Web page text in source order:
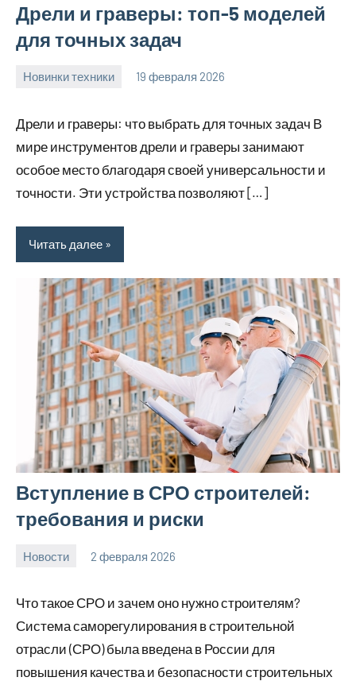
Дрели и граверы: топ-5 моделей
для точных задач
Новинки техники 19 февраля 2026
Дрели и граверы: что выбрать для точных задач В
мире инструментов дрели и граверы занимают
особое место благодаря своей универсальности и
точности. Эти устройства позволяют […]
Читать далее
Вступление в СРО строителей:
требования и риски
Новости 2 февраля 2026
Что такое СРО и зачем оно нужно строителям?
Система саморегулирования в строительной
отрасли (СРО) была введена в России для
повышения качества и безопасности строительных